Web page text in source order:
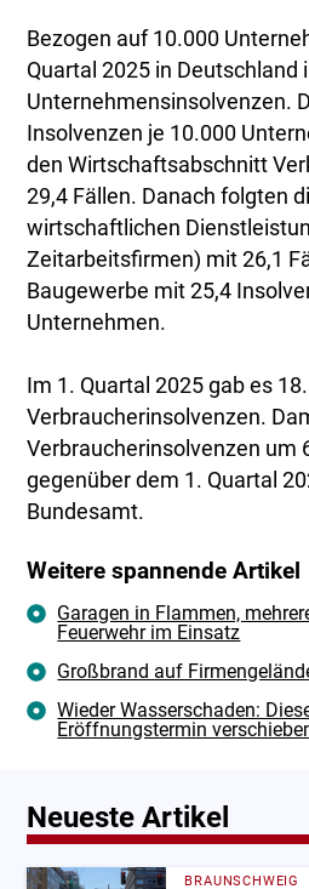
Bezogen auf 10.000
Quartal 2025 in Deutschland
Unternehmensinsolvenzen.
Insolvenzen je 10.000
den Wirtschaftsabschnitt
29,4 Fällen. Danach folgten
wirtschaftlichen
Zeitarbeitsfirmen) mit 26,1
Baugewerbe mit 25,4
Unternehmen.
Im 1. Quartal 2025 gab es
Verbraucherinsolvenzen.
Verbraucherinsolvenzen um
gegenüber dem 1. Quartal
Bundesamt.
Weitere spannende Artikel
Garagen in Flammen,
Feuerwehr im Einsatz
Großbrand auf
Wieder Wasserschaden:
Eröffnungstermin
Neueste Artikel
BRAUNSCHWEIG